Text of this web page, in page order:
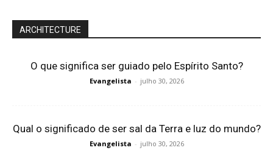
ARCHITECTURE
O que significa ser guiado pelo Espírito Santo?
Evangelista - julho 30, 2026
Qual o significado de ser sal da Terra e luz do mundo?
Evangelista - julho 30, 2026